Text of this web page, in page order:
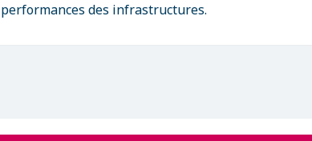
performances des infrastructures.